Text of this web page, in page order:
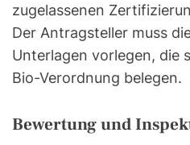
zugelassenen
Der Antragsteller muss
Unterlagen vorlegen, die
Bio-Verordnung belegen.
Bewertung und